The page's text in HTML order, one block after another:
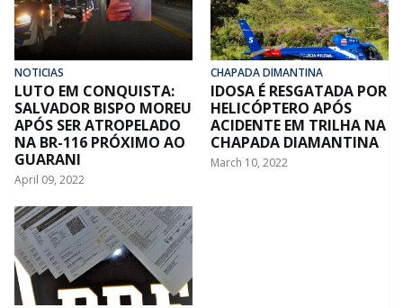
NOTICIAS
LUTO EM CONQUISTA:
SALVADOR BISPO MOREU
APÓS SER ATROPELADO
NA BR-116 PRÓXIMO AO
GUARANI
April 09, 2022
CHAPADA DIMANTINA
IDOSA É RESGATADA POR
HELICÓPTERO APÓS
ACIDENTE EM TRILHA NA
CHAPADA DIAMANTINA
March 10, 2022